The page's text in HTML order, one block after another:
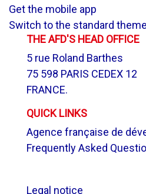
Get the mobile app
Switch to the standard theme
THE AFD'S HEAD OFFICE
5 rue Roland Barthes
75 598 PARIS CEDEX 12
FRANCE.
QUICK LINKS
Agence française de
Frequently Asked
Legal notice